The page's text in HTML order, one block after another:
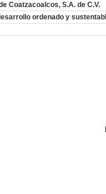
Coatzacoalcos, S.A. de C.V.
ordenado y